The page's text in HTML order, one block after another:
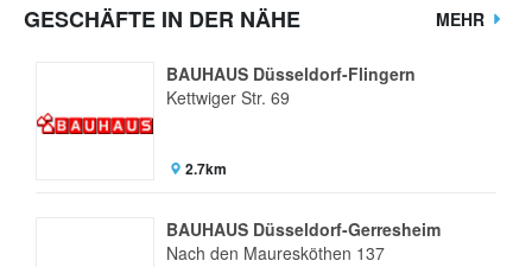
GESCHÄFTE IN DER NÄHE MEHR
BAUHAUS Düsseldorf-Flingern
Kettwiger Str. 69
2.7km
BAUHAUS Düsseldorf-Gerresheim
Nach den Mauresköthen 137